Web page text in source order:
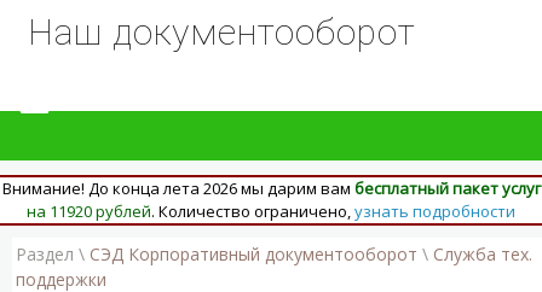
Наш документооборот
Внимание! До конца лета 2026 мы дарим вам бесплатный пакет услуг
на 11920 рублей. Количество ограничено,узнать подробности
Раздел \ СЭД Корпоративный документооборот \ Служба тех.
поддержки